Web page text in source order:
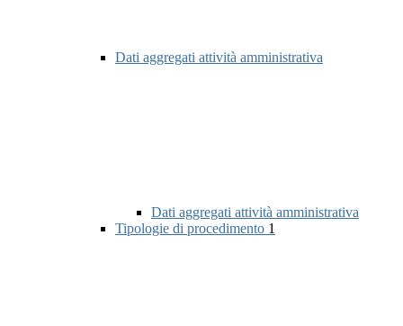
Dati aggregati attività amministrativa
Dati aggregati attività amministrativa
Tipologie di procedimento 1